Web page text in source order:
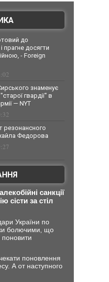
до
прагне досягти
- Foreign
знаменує
гвардії" в
— NYT
резонансного
Федорова
санкції
сісти за стіл
України по
болючими, що
поновити
поновлення
А от наступного